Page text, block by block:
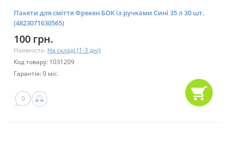
Пакети для сміття Фрекен БОК із ручками Сині 35 л 30 шт.
(4823071630565)
100 грн.
Наявність: На складі (1-3 дні)
Код товару: 1031209
Гарантія: 0 міс.
0